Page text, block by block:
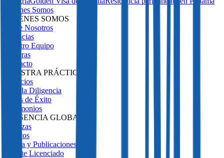
Quiénes Somos
QUIÉNES SOMOS
Sobre Nosotros
Licencias
Nuestro Equipo
Carreras
Contacto
NUESTRA PRÁCTICA
Servicios
Debida Diligencia
Casos de Éxito
Testimonios
PRESENCIA GLOBAL
Alianzas
Eventos
Prensa y Publicaciones
Agente Licenciado